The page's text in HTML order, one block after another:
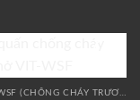
Add to
wishlist